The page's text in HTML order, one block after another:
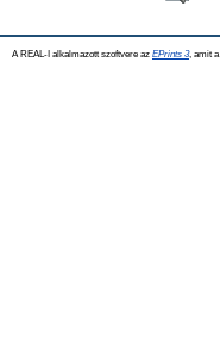
A REAL-I alkalmazott szoftvere az EPrints 3, amit a